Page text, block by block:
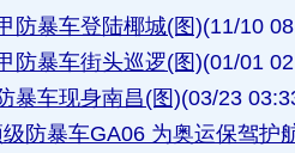
防暴车登陆椰城(图)(11/10
防暴车街头巡逻(图)(01/01
暴车现身南昌(图)(03/23
防暴车GA06 为奥运保驾护